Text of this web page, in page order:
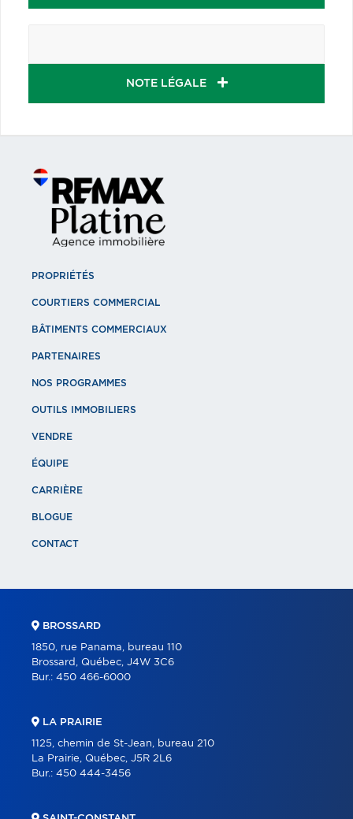
NOTE LÉGALE
PROPRIÉTÉS
COURTIERS COMMERCIAL
BÂTIMENTS COMMERCIAUX
PARTENAIRES
NOS PROGRAMMES
OUTILS IMMOBILIERS
VENDRE
ÉQUIPE
CARRIÈRE
BLOGUE
CONTACT
BROSSARD
1850, rue Panama, bureau 110
Brossard, Québec, J4W 3C6
Bur.: 450 466-6000
LA PRAIRIE
1125, chemin de St-Jean, bureau 210
La Prairie, Québec, J5R 2L6
Bur.: 450 444-3456